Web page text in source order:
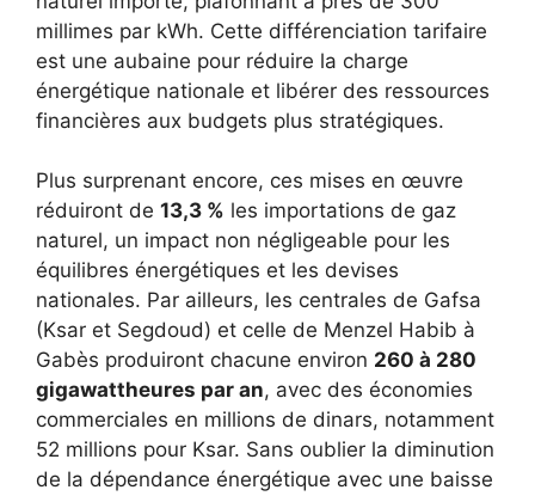
millimes par kWh. Cette différenciation tarifaire
est une aubaine pour réduire la charge
énergétique nationale et libérer des ressources
financières aux budgets plus stratégiques.
Plus surprenant encore, ces mises en œuvre
réduiront de 13,3 % les importations de gaz
naturel, un impact non négligeable pour les
équilibres énergétiques et les devises
nationales. Par ailleurs, les centrales de Gafsa
(Ksar et Segdoud) et celle de Menzel Habib à
Gabès produiront chacune environ 260 à 280
gigawattheures par an, avec des économies
commerciales en millions de dinars, notamment
52 millions pour Ksar. Sans oublier la diminution
de la dépendance énergétique avec une baisse